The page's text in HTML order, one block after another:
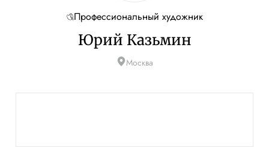
Профессиональный художник
Юрий Казьмин
Москва